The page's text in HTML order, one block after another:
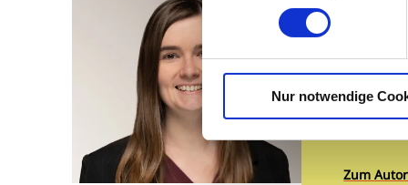
Nur notwendige
Als
bringt
Suche
Zum